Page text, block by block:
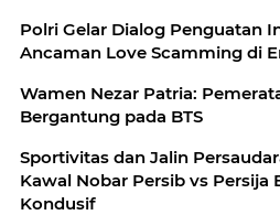
Polri Gelar Dialog Penguatan
Ancaman Love Scamming di
Wamen Nezar Patria:
Bergantung pada BTS
Sportivitas dan Jalin
Kawal Nobar Persib vs Persija
Kondusif